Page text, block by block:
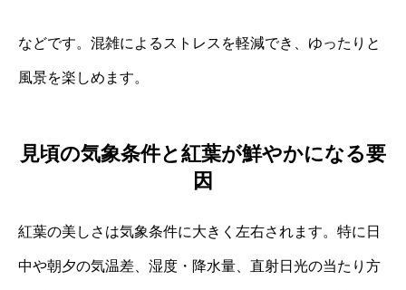
などです。混雑によるストレスを軽減でき、ゆったりと
風景を楽しめます。
見頃の気象条件と紅葉が鮮やかになる要
因
紅葉の美しさは気象条件に大きく左右されます。特に日
中や朝夕の気温差、湿度・降水量、直射日光の当たり方